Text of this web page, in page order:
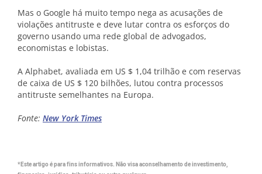
Mas o Google há muito tempo nega as acusações de
violações antitruste e deve lutar contra os esforços do
governo usando uma rede global de advogados,
economistas e lobistas.
A Alphabet, avaliada em US $ 1,04 trilhão e com reservas
de caixa de US $ 120 bilhões, lutou contra processos
antitruste semelhantes na Europa.
Fonte: New York Times
*Este artigo é para fins informativos. Não visa aconselhamento de investimento,